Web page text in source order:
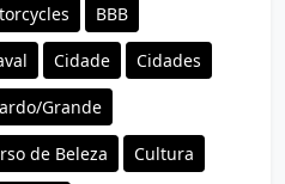
BBB
Cidade Cidades
Grande
de Beleza Cultura